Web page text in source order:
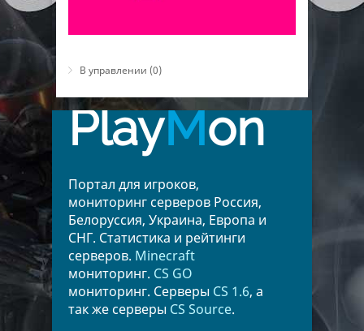
В управлении (0)
PlayMon
Портал для игроков,
мониторинг серверов Россия,
Белоруссия, Украина, Европа и
СНГ. Статистика и рейтинги
серверов. Minecraft
мониторинг. CS GO
мониторинг. Серверы CS 1.6, а
так же серверы CS Source.